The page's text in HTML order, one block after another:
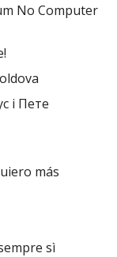
No Computer
і Пете
más
sì